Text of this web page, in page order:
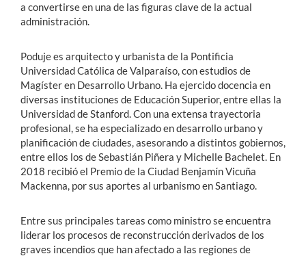
a convertirse en una de las figuras clave de la actual
administración.
Poduje es arquitecto y urbanista de la Pontificia
Universidad Católica de Valparaíso, con estudios de
Magíster en Desarrollo Urbano. Ha ejercido docencia en
diversas instituciones de Educación Superior, entre ellas la
Universidad de Stanford. Con una extensa trayectoria
profesional, se ha especializado en desarrollo urbano y
planificación de ciudades, asesorando a distintos gobiernos,
entre ellos los de Sebastián Piñera y Michelle Bachelet. En
2018 recibió el Premio de la Ciudad Benjamín Vicuña
Mackenna, por sus aportes al urbanismo en Santiago.
Entre sus principales tareas como ministro se encuentra
liderar los procesos de reconstrucción derivados de los
graves incendios que han afectado a las regiones de